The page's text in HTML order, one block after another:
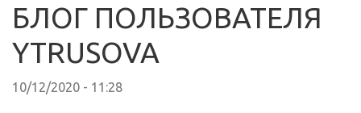
БЛОГ ПОЛЬЗОВАТЕЛЯ
YTRUSOVA
10/12/2020 - 11:28